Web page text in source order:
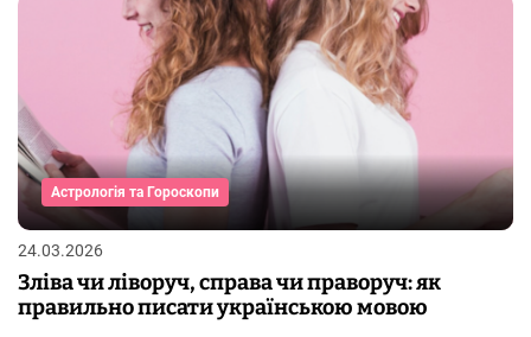
Астрологія та Гороскопи
24.03.2026
Зліва чи ліворуч, справа чи праворуч: як
правильно писати українською мовою